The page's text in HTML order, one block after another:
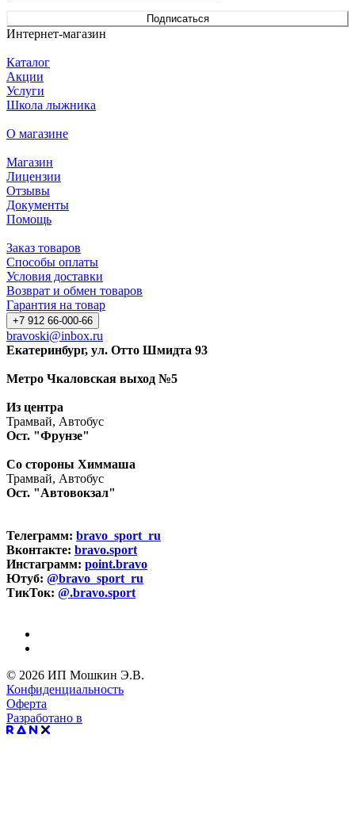
Подписаться
Интернет-магазин
Каталог
Акции
Услуги
Школа лыжника
О магазине
Магазин
Лицензии
Отзывы
Документы
Помощь
Заказ товаров
Способы оплаты
Условия доставки
Возврат и обмен товаров
Гарантия на товар
+7 912 66-000-66
bravoski@inbox.ru
Екатеринбург, ул. Отто Шмидта 93
Метро Чкаловская выход №5
Из центра
Трамвай, Автобус
Ост. "Фрунзе"
Со стороны Химмаша
Трамвай, Автобус
Ост. "Автовокзал"
Телеграмм: bravo_sport_ru
Вконтакте: bravo.sport
Инстаграмм: point.bravo
Ютуб: @bravo_sport_ru
ТикТок: @.bravo.sport
© 2026 ИП Мошкин Э.В.
Конфиденциальность
Оферта
Разработано в